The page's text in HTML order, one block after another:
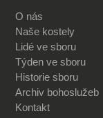
O nás
Naše kostely
Lidé ve sboru
Týden ve sboru
Historie sboru
Archiv bohoslužeb
Kontakt